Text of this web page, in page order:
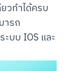
วทำได้ครบ
ารถ
บบ IOS และ